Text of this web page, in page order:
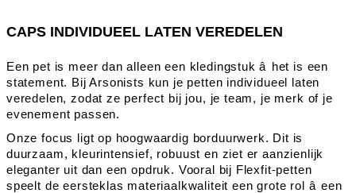
CAPS INDIVIDUEEL LATEN VEREDELEN
Een pet is meer dan alleen een kledingstuk â het is een
statement. Bij Arsonists kun je petten individueel laten
veredelen, zodat ze perfect bij jou, je team, je merk of je
evenement passen.
Onze focus ligt op hoogwaardig borduurwerk. Dit is
duurzaam, kleurintensief, robuust en ziet er aanzienlijk
eleganter uit dan een opdruk. Vooral bij Flexfit-petten
speelt de eersteklas materiaalkwaliteit een grote rol â een